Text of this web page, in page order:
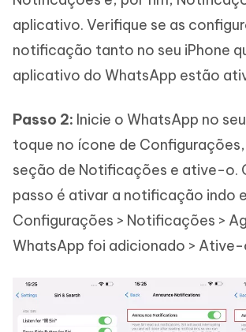
aplicativo. Verifique se as
notificação tanto no seu iPhone
aplicativo do WhatsApp estão
Passo 2: Inicie o WhatsApp no
toque no ícone de
seção de Notificações e ative-o.
passo é ativar a notificação indo
Configurações > Notificações >
WhatsApp foi adicionado > Ative-